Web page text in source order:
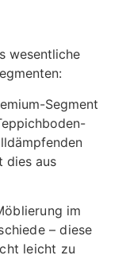
wesentliche
Segment
dies aus
im
– diese
leicht zu